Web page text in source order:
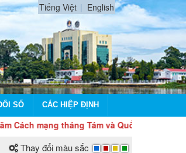
Tiếng Việt English
SỐ CÁC HIỆP ĐỊNH
tháng Tám và Quốc khánh 2/9
Thay đổi màu sắc